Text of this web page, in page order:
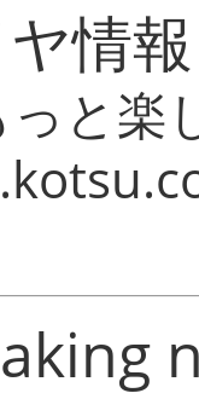
情
と楽